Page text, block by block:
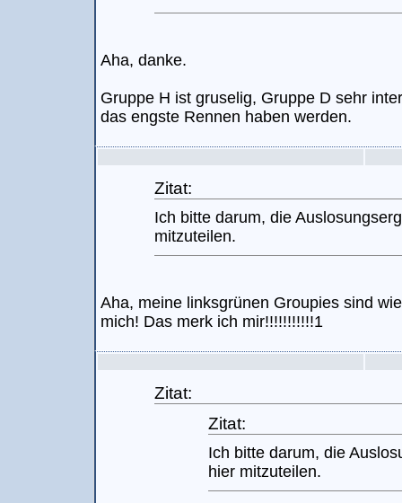
Aha, danke.
Gruppe H ist gruselig, Gruppe D sehr
das engste Rennen haben werden.
Zitat:
Ich bitte darum, die
mitzuteilen.
Aha, meine linksgrünen Groupies sind
mich! Das merk ich mir!!!!!!!!!!!1
Zitat:
Zitat:
Ich bitte darum, die
hier mitzuteilen.